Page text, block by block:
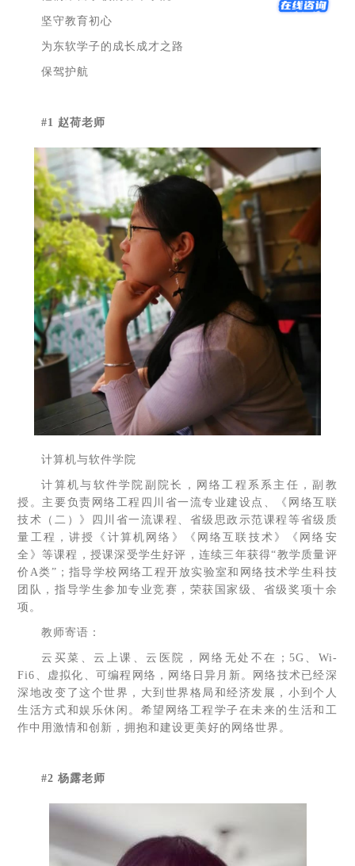
坚守教育初心
为东软学子的成长成才之路
保驾护航
#1 赵荷老师
计算机与软件学院
计算机与软件学院副院长，网络工程系系主任，副教
授。主要负责网络工程四川省一流专业建设点、《网络互联
技术（二）》四川省一流课程、省级思政示范课程等省级质
量工程，讲授《计算机网络》《网络互联技术》《网络安
全》等课程，授课深受学生好评，连续三年获得“教学质量评
价A类”；指导学校网络工程开放实验室和网络技术学生科技
团队，指导学生参加专业竞赛，荣获国家级、省级奖项十余
项。
教师寄语：
云买菜、云上课、云医院，网络无处不在；5G、Wi-
Fi6、虚拟化、可编程网络，网络日异月新。网络技术已经深
深地改变了这个世界，大到世界格局和经济发展，小到个人
生活方式和娱乐休闲。希望网络工程学子在未来的生活和工
作中用激情和创新，拥抱和建设更美好的网络世界。
#2 杨露老师